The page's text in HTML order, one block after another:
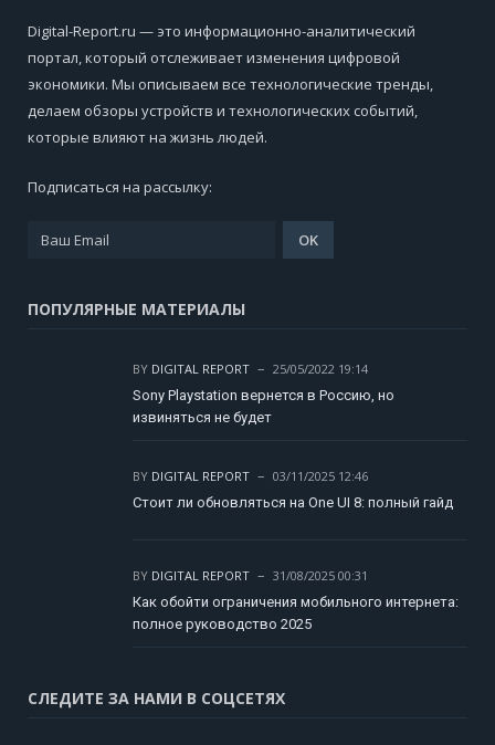
Digital-Report.ru — это информационно-аналитический
портал, который отслеживает изменения цифровой
экономики. Мы описываем все технологические тренды,
делаем обзоры устройств и технологических событий,
которые влияют на жизнь людей.
Подписаться на рассылку:
ПОПУЛЯРНЫЕ МАТЕРИАЛЫ
BY DIGITAL REPORT
25/05/2022 19:14
Sony Playstation вернется в Россию, но
извиняться не будет
BY DIGITAL REPORT
03/11/2025 12:46
Стоит ли обновляться на One UI 8: полный гайд
BY DIGITAL REPORT
31/08/2025 00:31
Как обойти ограничения мобильного интернета:
полное руководство 2025
СЛЕДИТЕ ЗА НАМИ В СОЦСЕТЯХ